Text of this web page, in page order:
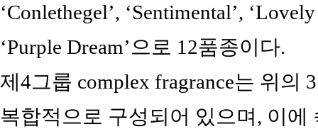
‘Conlethegel’, ‘Sentimental’,
‘Purple Dream’으로 12품종이다.
제4그룹 complex fragrance는 위의
복합적으로 구성되어 있으며, 이에